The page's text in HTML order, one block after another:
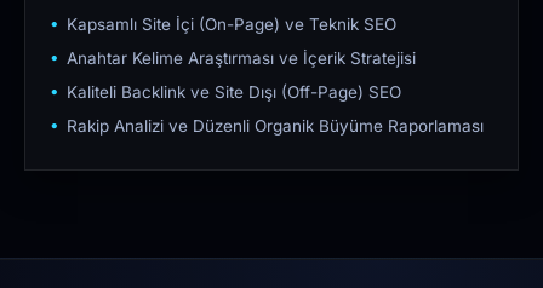
Kapsamlı Site İçi (On-Page) ve Teknik SEO
Anahtar Kelime Araştırması ve İçerik Stratejisi
Kaliteli Backlink ve Site Dışı (Off-Page) SEO
Rakip Analizi ve Düzenli Organik Büyüme Raporlaması